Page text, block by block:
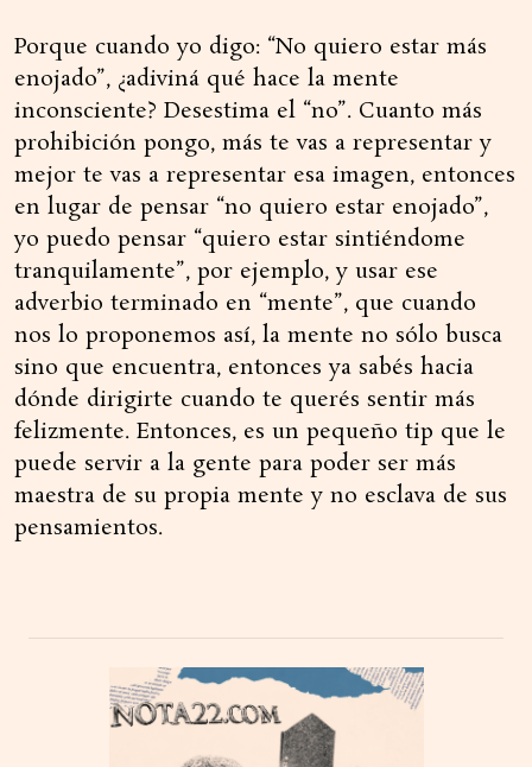
Porque cuando yo digo: “No quiero estar más
enojado”, ¿adiviná qué hace la mente
inconsciente? Desestima el “no”. Cuanto más
prohibición pongo, más te vas a representar y
mejor te vas a representar esa imagen, entonces
en lugar de pensar “no quiero estar enojado”,
yo puedo pensar “quiero estar sintiéndome
tranquilamente”, por ejemplo, y usar ese
adverbio terminado en “mente”, que cuando
nos lo proponemos así, la mente no sólo busca
sino que encuentra, entonces ya sabés hacia
dónde dirigirte cuando te querés sentir más
felizmente. Entonces, es un pequeño tip que le
puede servir a la gente para poder ser más
maestra de su propia mente y no esclava de sus
pensamientos.